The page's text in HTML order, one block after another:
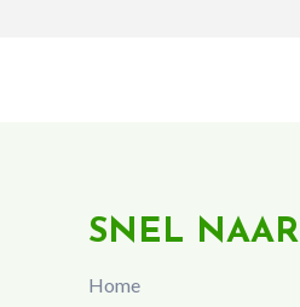
SNEL NAAR
Home